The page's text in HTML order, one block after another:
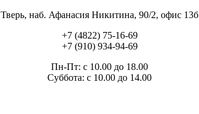
Тверь, наб. Афанасия Никитина, 90/2, офис 13б
+7 (4822) 75-16-69
+7 (910) 934-94-69
Пн-Пт: с 10.00 до 18.00
Суббота: с 10.00 до 14.00